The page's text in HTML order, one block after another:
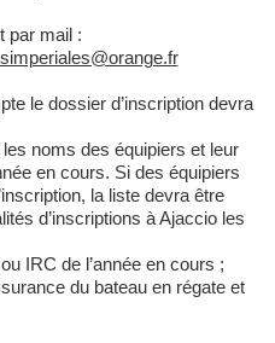
par mail :
le dossier d’inscription devra
noms des équipiers et leur
en cours. Si des équipiers
la liste devra être
d’inscriptions à Ajaccio les
IRC de l’année en cours ;
du bateau en régate et